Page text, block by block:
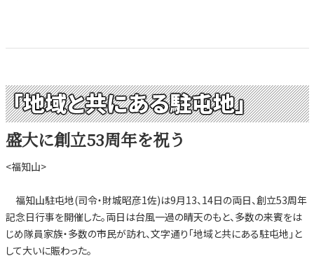
「地域と共にある駐屯地」
盛大に創立53周年を祝う
<福知山>
福知山駐屯地(司令・財城昭彦1佐)は9月13、14日の両日、創立53周年
記念日行事を開催した。両日は台風一過の晴天のもと、多数の来賓をは
じめ隊員家族・多数の市民が訪れ、文字通り「地域と共にある駐屯地」と
して大いに賑わった。